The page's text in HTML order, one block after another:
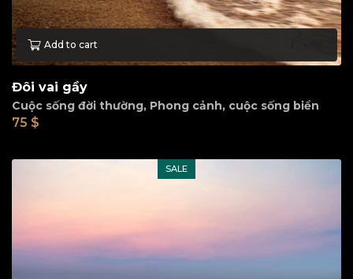
Add to cart
Đôi vai gầy
Cuộc sống đời thường, Phong cảnh, cuộc sống biển
75 $
SALE